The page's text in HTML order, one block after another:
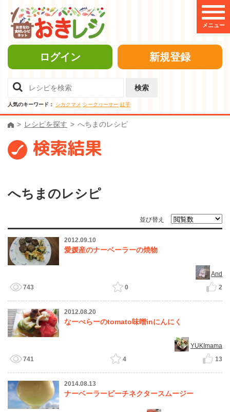
メニュー
ログイン 新規登録
検索
人気のキーワード： シカクマメ シークヮーサー 紅芋
レシピを探す へちまのレシピ
検索結果
へちまのレシピ
並び替え
2012.09.10
愛媛産のナーベーラーの焼物
And
743
0 2
2012.08.20
なーべらーのtomato味噌inにんにく
YUKImama
741
4 13
2014.08.13
ナーベーラーピーチネクタースムージー